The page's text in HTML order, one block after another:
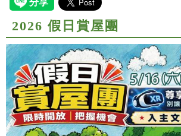
2026 假日賞屋團